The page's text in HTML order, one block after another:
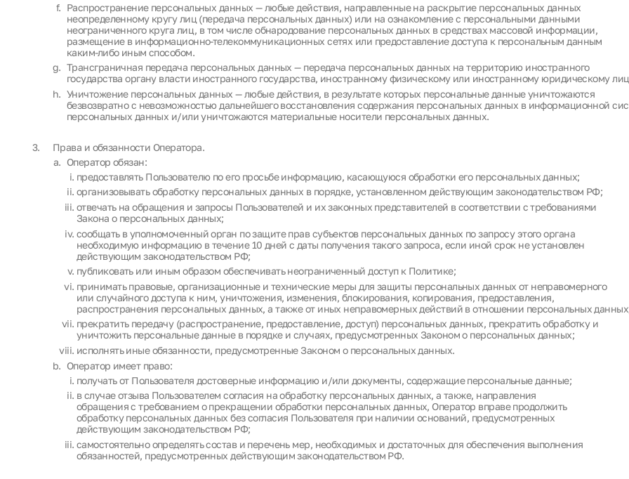
Распространение персональных данных — любые действия, направленные на раскрытие персональных данных
неопределенному кругу лиц (передача персональных данных) или на ознакомление с персональными данными
неограниченного круга лиц, в том числе обнародование персональных данных в средствах массовой информации,
размещение в информационно-телекоммуникационных сетях или предоставление доступа к персональным данным
каким-либо иным способом.
Трансграничная передача персональных данных — передача персональных данных на территорию иностранного
государства органу власти иностранного государства, иностранному физическому или иностранному юридическому
Уничтожение персональных данных — любые действия, в результате которых персональные данные уничтожаются
безвозвратно с невозможностью дальнейшего восстановления содержания персональных данных в информационной
персональных данных и/или уничтожаются материальные носители персональных данных.
Права и обязанности Оператора.
Оператор обязан:
предоставлять Пользователю по его просьбе информацию, касающуюся обработки его персональных данных;
организовывать обработку персональных данных в порядке, установленном действующим законодательством РФ;
отвечать на обращения и запросы Пользователей и их законных представителей в соответствии с требованиями
Закона о персональных данных;
сообщать в уполномоченный орган по защите прав субъектов персональных данных по запросу этого органа
необходимую информацию в течение 10 дней с даты получения такого запроса, если иной срок не установлен
действующим законодательством РФ;
публиковать или иным образом обеспечивать неограниченный доступ к Политике;
принимать правовые, организационные и технические меры для защиты персональных данных от неправомерного
или случайного доступа к ним, уничтожения, изменения, блокирования, копирования, предоставления,
распространения персональных данных, а также от иных неправомерных действий в отношении персональных
прекратить передачу (распространение, предоставление, доступ) персональных данных, прекратить обработку и
уничтожить персональные данные в порядке и случаях, предусмотренных Законом о персональных данных;
исполнять иные обязанности, предусмотренные Законом о персональных данных.
Оператор имеет право:
получать от Пользователя достоверные информацию и/или документы, содержащие персональные данные;
в случае отзыва Пользователем согласия на обработку персональных данных, а также, направления
обращения с требованием о прекращении обработки персональных данных, Оператор вправе продолжить
обработку персональных данных без согласия Пользователя при наличии оснований, предусмотренных
действующим законодательством РФ;
самостоятельно определять состав и перечень мер, необходимых и достаточных для обеспечения выполнения
обязанностей, предусмотренных действующим законодательством РФ.